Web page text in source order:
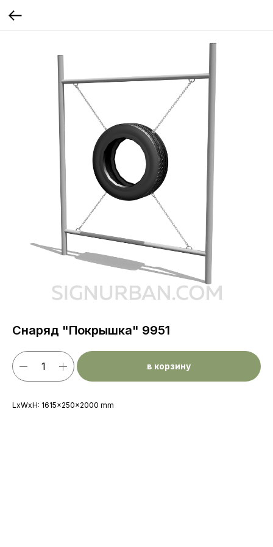
Снаряд "Покрышка" 9951
в корзину
LxWxH: 1615x250x2000 mm